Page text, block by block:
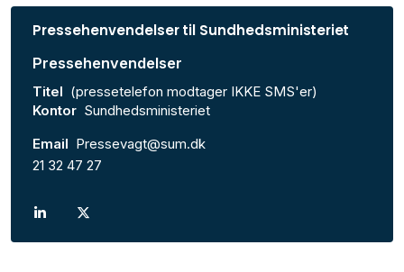
Pressehenvendelser til Sundhedsministeriet
Pressehenvendelser
Titel (pressetelefon modtager IKKE SMS'er)
Kontor Sundhedsministeriet
Email Pressevagt@sum.dk
21 32 47 27